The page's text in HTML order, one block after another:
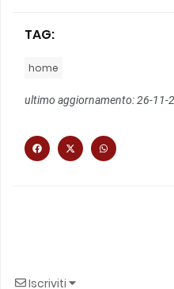
TAG:
home
ultimo aggiornamento: 26-11-
Iscriviti